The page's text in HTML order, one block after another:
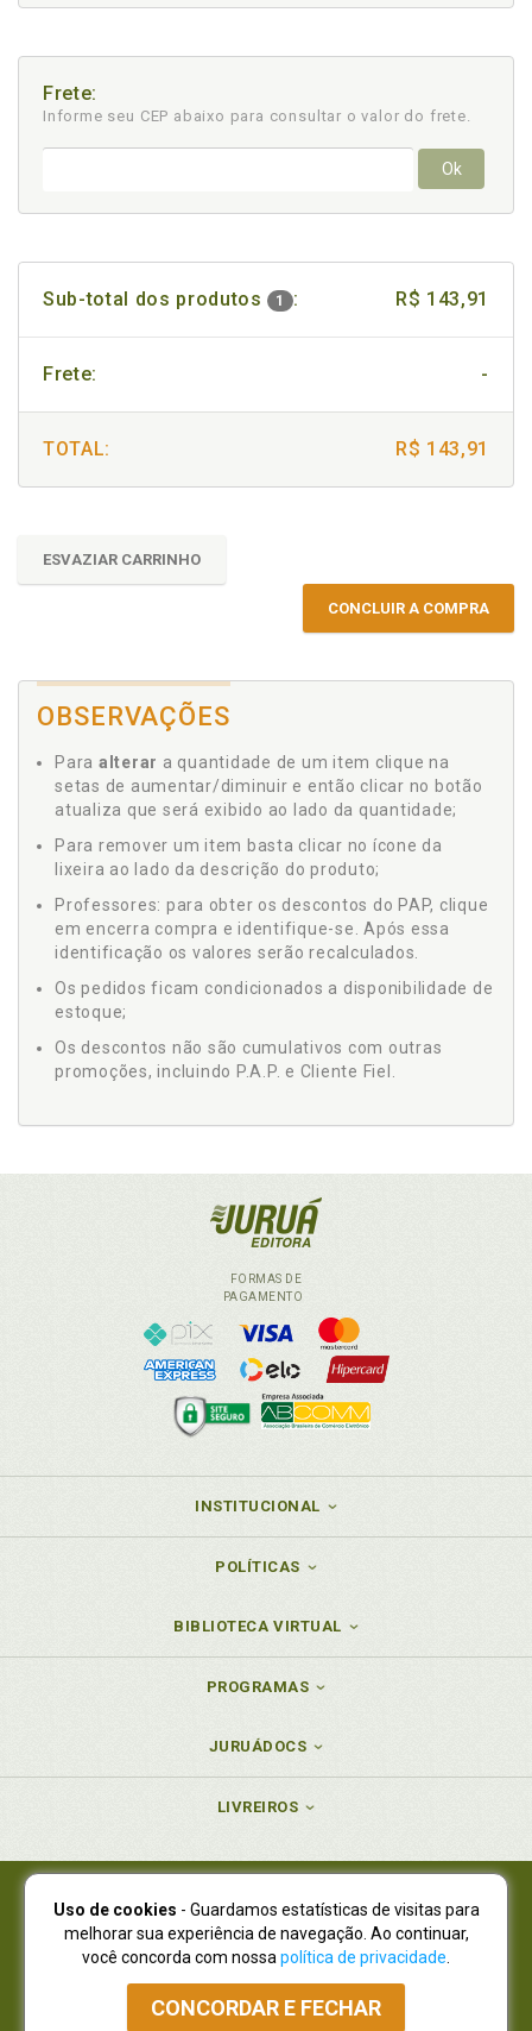
Frete:
Informe seu CEP abaixo para consultar o valor do frete.
Ok
Sub-total dos produtos 1 : R$ 143,91
Frete: -
TOTAL: R$ 143,91
ESVAZIAR CARRINHO
CONCLUIR A COMPRA
OBSERVAÇÕES
Para alterar a quantidade de um item clique na
setas de aumentar/diminuir e então clicar no botão
atualiza que será exibido ao lado da quantidade;
Para remover um item basta clicar no ícone da
lixeira ao lado da descrição do produto;
Professores: para obter os descontos do PAP, clique
em encerra compra e identifique-se. Após essa
identificação os valores serão recalculados.
Os pedidos ficam condicionados a disponibilidade de
estoque;
Os descontos não são cumulativos com outras
promoções, incluindo P.A.P. e Cliente Fiel.
FORMAS DE
PAGAMENTO
INSTITUCIONAL
POLÍTICAS
BIBLIOTECA VIRTUAL
PROGRAMAS
JURUÁDOCS
LIVREIROS
Juruá Editora Ltda., CNPJ 77.535.508/0001-19
Juruá Informática Ltda., CNPJ 01.701.561/0001-80
NOVO ENDEREÇO:R. Flávio Dallegrave, 7665, São Lourenço |
Curitiba - Paraná - CEP 82210-310
Atendimento: (41) 4009-3900|Vendas Atacado: (41) 4009-3939
Uso de cookies - Guardamos estatísticas de visitas para
melhorar sua experiência de navegação. Ao continuar,
você concorda com nossa política de privacidade
CONCORDAR E FECHAR